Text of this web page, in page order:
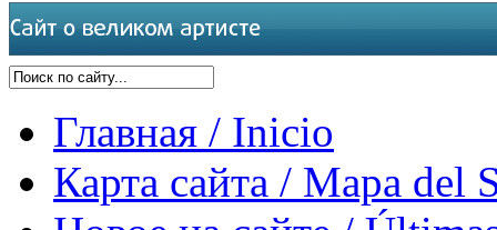
Главная / Inicio
Карта сайта / Mapa del